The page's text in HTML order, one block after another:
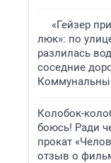
«Гейзер
люк»: по
разлилась
соседние
Колобок-
боюсь! Ради
прокат
отзыв о